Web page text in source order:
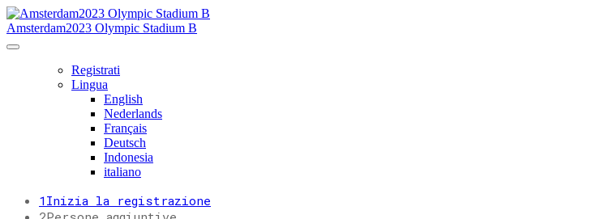
Amsterdam2023 Olympic Stadium B
Registrati
Lingua
English
Nederlands
Français
Deutsch
Indonesia
italiano
1 Inizia la registrazione